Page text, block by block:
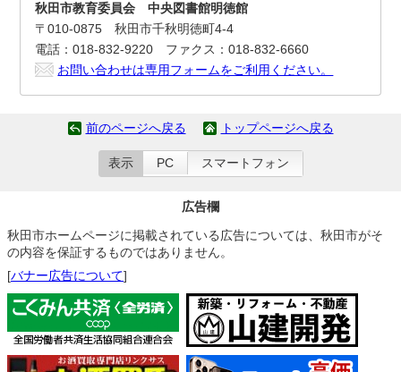
秋田市教育委員会 中央図書館明徳館
〒010‐0875 秋田市千秋明徳町4-4
電話：018-832-9220 ファクス：018-832-6660
お問い合わせは専用フォームをご利用ください。
前のページへ戻る トップページへ戻る
表示 PC スマートフォン
広告欄
秋田市ホームページに掲載されている広告については、秋田市がそ
の内容を保証するものではありません。
[バナー広告について]